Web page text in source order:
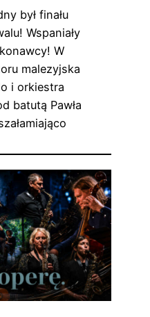
był finału
Wspaniały
W
malezyjska
i orkiestra
batutą Pawła